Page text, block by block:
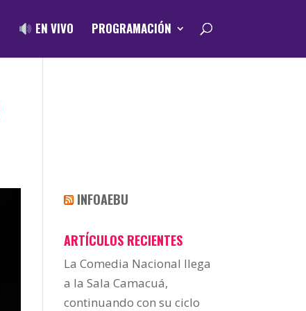
EN VIVO PROGRAMACIÓN
INFOAEBU
ARTÍCULOS RECIENTES
La Comedia Nacional llega
a la Sala Camacuá,
continuando con su ciclo